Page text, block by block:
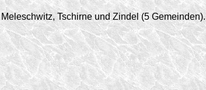
Tschirne und Zindel (5 Gemeinden).